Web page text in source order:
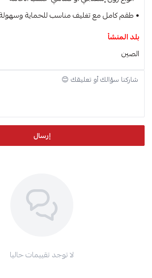
• طقم كامل مع تغليف مناسب للحماية وسهولة
بلد المنشأ
الصين
إرسال
لا توجد تقييمات حاليا